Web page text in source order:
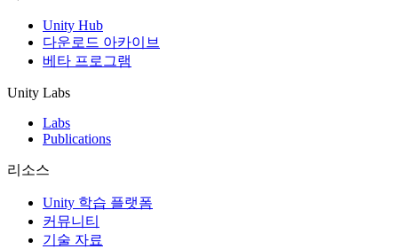
Unity Hub
다운로드 아카이브
베타 프로그램
Unity Labs
Labs
Publications
리소스
Unity 학습 플랫폼
커뮤니티
기술 자료